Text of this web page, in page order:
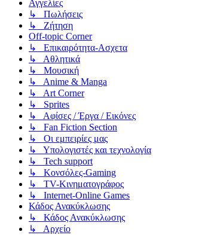
Αγγελίες
↳ Πωλήσεις
↳ Ζήτηση
Off-topic Corner
↳ Επικαιρότητα-Ασχετα
↳ Αθλητικά
↳ Μουσική
↳ Anime & Manga
↳ Art Corner
↳ Sprites
↳ Αφίσες / Έργα / Εικόνες
↳ Fan Fiction Section
↳ Οι εμπειρίες μας
↳ Υπολογιστές και τεχνολογία
↳ Tech support
↳ Kονσόλες-Gaming
↳ TV-Κινηματογράφος
↳ Internet-Online Games
Κάδος Ανακύκλωσης
↳ Κάδος Ανακύκλωσης
↳ Αρχείο